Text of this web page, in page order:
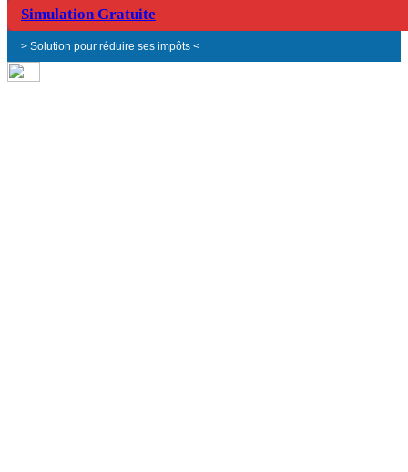
Simulation Gratuite
> Solution pour réduire ses impôts <